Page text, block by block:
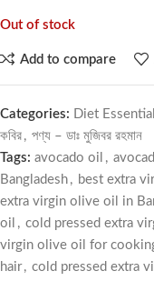
Out of stock
Add to compare
Categories: Diet Essential
কবির , পণ্য – ডাঃ মুজিবর রহমান
Tags: avocado oil ,
Bangladesh , best extra
extra virgin olive oil in
oil , cold pressed extra
virgin olive oil for
hair , cold pressed extra